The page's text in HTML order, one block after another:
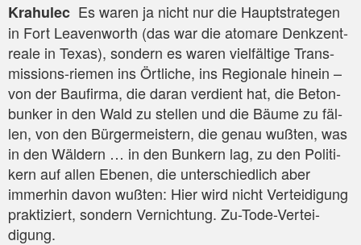
Kra­hulec Es waren ja nicht nur die Haupt­stra­te­gen
in Fort Lea­ven­worth (das war die ato­ma­re Denk­zent­
rea­le in Texas), son­dern es waren viel­fäl­ti­ge Trans­
mis­si­ons-rie­men ins Ört­li­che, ins Regio­na­le hin­ein –
von der Bau­fir­ma, die dar­an ver­dient hat, die Beton­
bun­ker in den Wald zu stel­len und die Bäu­me zu fäl­
len, von den Bür­ger­meis­tern, die genau wuß­ten, was
in den Wäl­dern … in den Bun­kern lag, zu den Poli­ti­
kern auf allen Ebe­nen, die unter­schied­lich aber
immer­hin davon wuß­ten: Hier wird nicht Ver­tei­di­gung
prak­ti­ziert, son­dern Ver­nich­tung. Zu-Tode-Vertei-
digung.